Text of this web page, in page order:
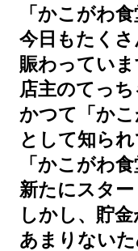
「かこがわ食
今日もたく
賑わっていま
店主のてっち
かつて「かこ
として知ら
「かこがわ
新たにスター
しかし、貯金
あまりないた